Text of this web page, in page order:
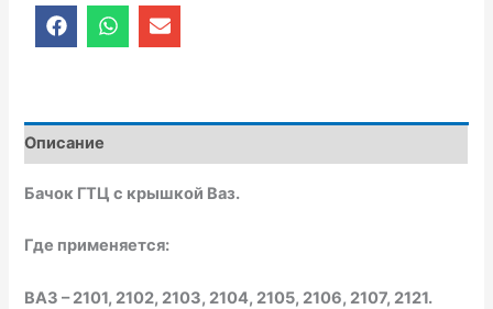
F
a
o
o
k
W
h
a
p
E
n
o
e
Описание
Бачок ГТЦ с крышкой Ваз.
Где применяется:
ВАЗ – 2101, 2102, 2103, 2104, 2105, 2106, 2107, 2121.